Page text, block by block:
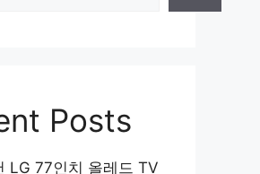
Posts
LG 77인치 올레드 TV